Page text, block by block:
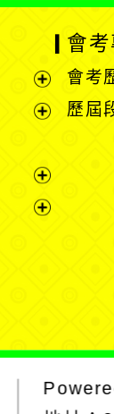
展
開
單
選
單
展
開
會考
會考
歷屆